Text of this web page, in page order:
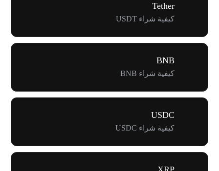
Tether
كيفية شراء USDT
BNB
كيفية شراء BNB
USDC
كيفية شراء USDC